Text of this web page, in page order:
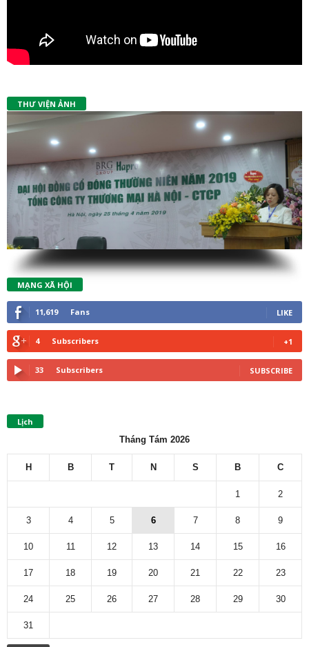
THƯ VIỆN ẢNH
MẠNG XÃ HỘI
11,619 Fans LIKE
4 Subscribers +1
33 Subscribers SUBSCRIBE
Lịch
Tháng Tám 2026
H B T N S B C
1 2
3 4 5 6 7 8 9
10 11 12 13 14 15 16
17 18 19 20 21 22 23
24 25 26 27 28 29 30
31